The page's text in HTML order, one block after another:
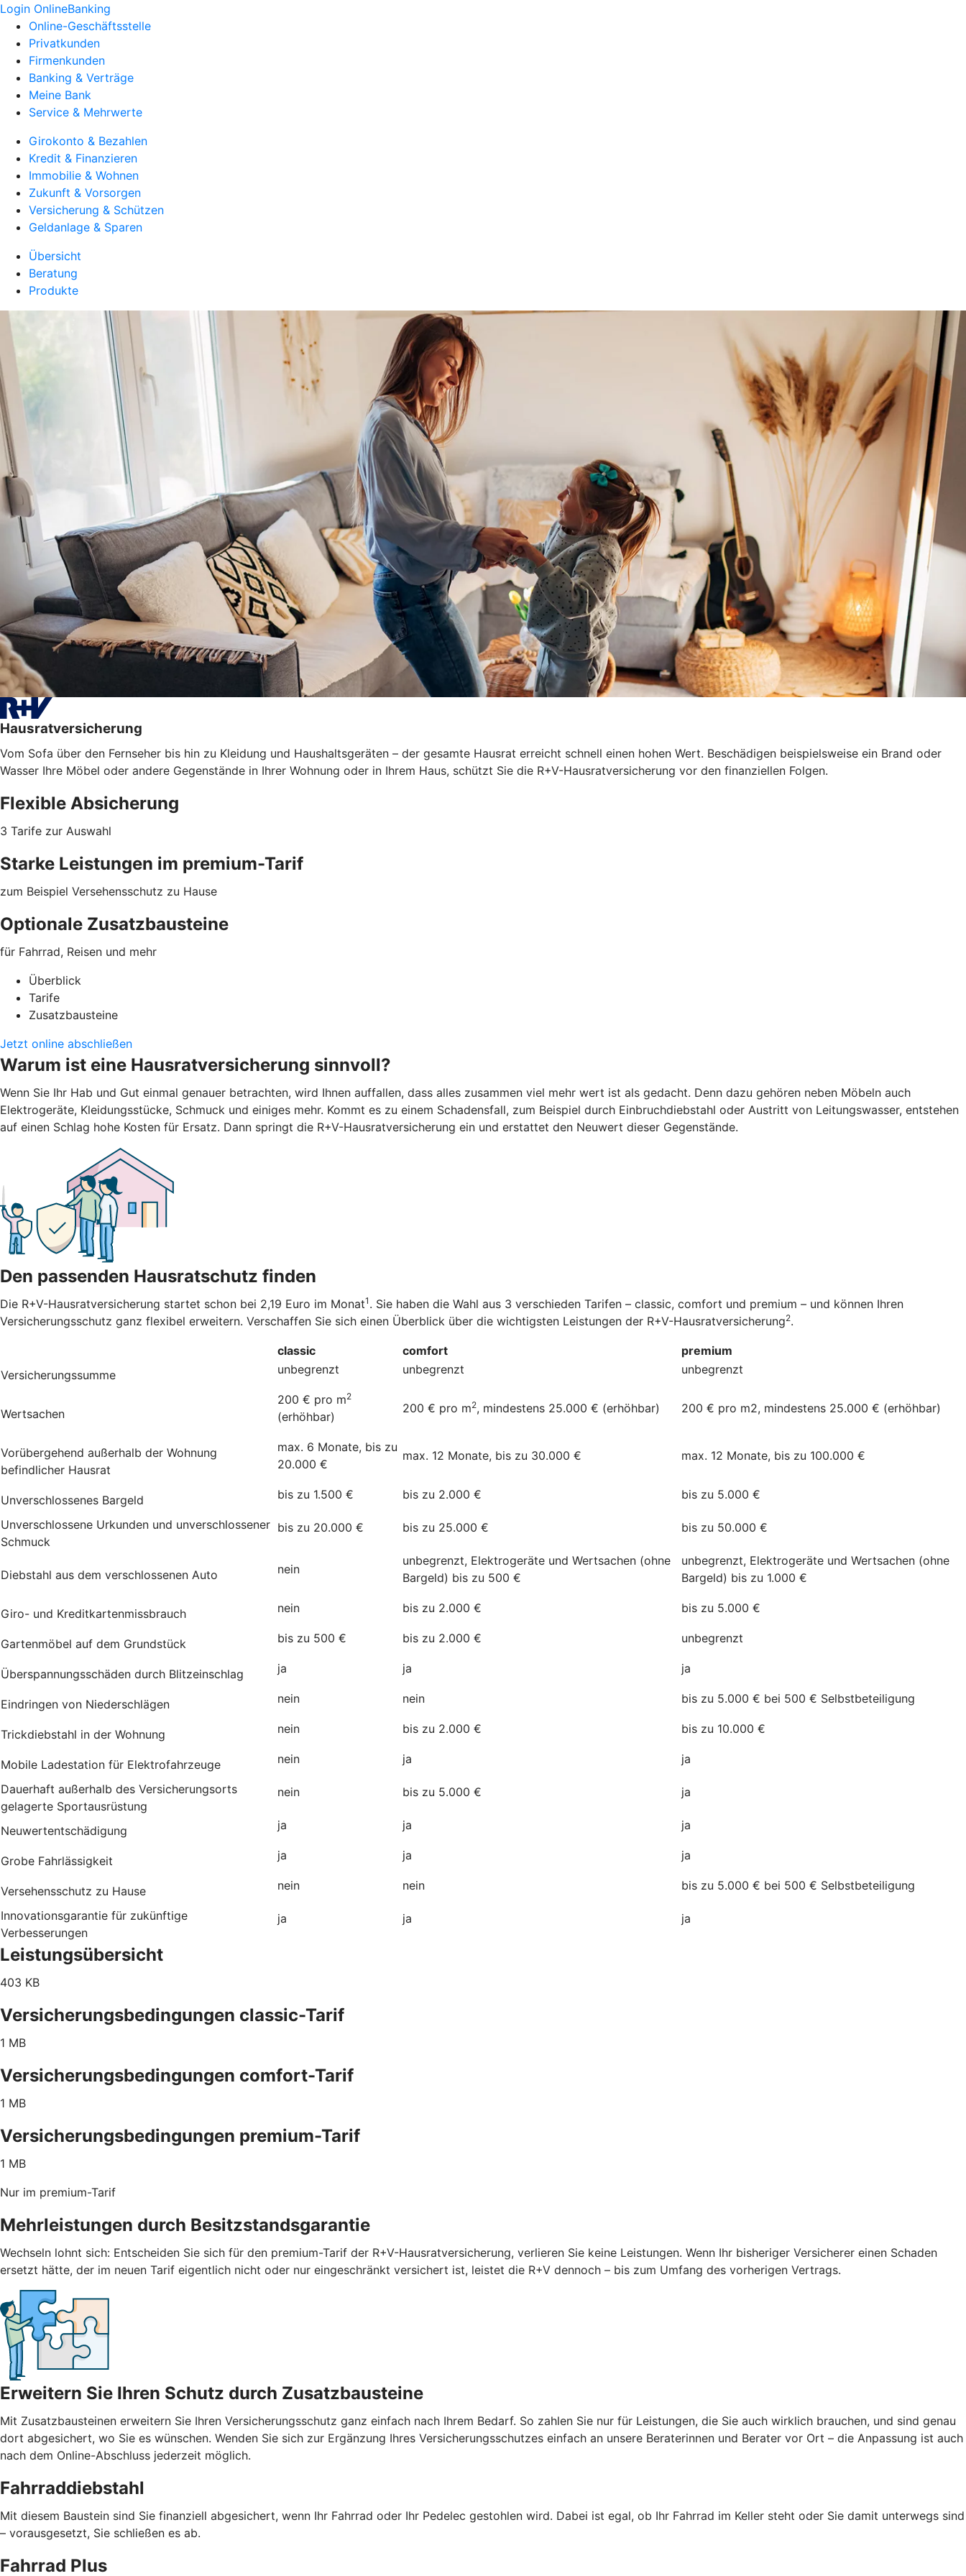
Login OnlineBanking
Online-Geschäftsstelle
Privatkunden
Firmenkunden
Banking & Verträge
Meine Bank
Service & Mehrwerte
Girokonto & Bezahlen
Kredit & Finanzieren
Immobilie & Wohnen
Zukunft & Vorsorgen
Versicherung & Schützen
Geldanlage & Sparen
Übersicht
Beratung
Produkte
Hausratversicherung
Vom Sofa über den Fernseher bis hin zu Kleidung und Haushaltsgeräten – der gesamte Hausrat erreicht schnell einen hohen Wert. Beschädigen beispielsweise ein Brand oder
Wasser Ihre Möbel oder andere Gegenstände in Ihrer Wohnung oder in Ihrem Haus, schützt Sie die R+V-Hausratversicherung vor den finanziellen Folgen.
Flexible Absicherung
3 Tarife zur Auswahl
Starke Leistungen im premium-Tarif
zum Beispiel Versehensschutz zu Hause
Optionale Zusatzbausteine
für Fahrrad, Reisen und mehr
Überblick
Tarife
Zusatzbausteine
Jetzt online abschließen
Warum ist eine Hausratversicherung sinnvoll?
Wenn Sie Ihr Hab und Gut einmal genauer betrachten, wird Ihnen auffallen, dass alles zusammen viel mehr wert ist als gedacht. Denn dazu gehören neben Möbeln auch
Elektrogeräte, Kleidungsstücke, Schmuck und einiges mehr. Kommt es zu einem Schadensfall, zum Beispiel durch Einbruchdiebstahl oder Austritt von Leitungswasser, entstehen
auf einen Schlag hohe Kosten für Ersatz. Dann springt die R+V-Hausratversicherung ein und erstattet den Neuwert dieser Gegenstände.
Den passenden Hausratschutz finden
Die R+V-Hausratversicherung startet schon bei 2,19 Euro im Monat1 . Sie haben die Wahl aus 3 verschieden Tarifen – classic, comfort und premium – und können Ihren
Versicherungsschutz ganz flexibel erweitern. Verschaffen Sie sich einen Überblick über die wichtigsten Leistungen der R+V-Hausratversicherung2.
classic comfort
premium
Versicherungssumme
unbegrenzt unbegrenzt unbegrenzt
Wertsachen
200 € pro m2
(erhöhbar)
200 € pro m2, mindestens 25.000 € (erhöhbar) 200 € pro m2, mindestens 25.000 € (erhöhbar)
Vorübergehend außerhalb der Wohnung
befindlicher Hausrat
max. 6 Monate, bis zu
20.000 €
max. 12 Monate, bis zu 30.000 € max. 12 Monate, bis zu 100.000 €
Unverschlossenes Bargeld bis zu 1.500 € bis zu 2.000 € bis zu 5.000 €
Unverschlossene Urkunden und unverschlossener
Schmuck
bis zu 20.000 € bis zu 25.000 € bis zu 50.000 €
Diebstahl aus dem verschlossenen Auto nein
unbegrenzt, Elektrogeräte und Wertsachen (ohne
Bargeld) bis zu 500 €
unbegrenzt, Elektrogeräte und Wertsachen (ohne
Bargeld) bis zu 1.000 €
Giro- und Kreditkartenmissbrauch nein bis zu 2.000 € bis zu 5.000 €
Gartenmöbel auf dem Grundstück bis zu 500 € bis zu 2.000 € unbegrenzt
Überspannungsschäden durch Blitzeinschlag ja ja ja
Eindringen von Niederschlägen nein nein bis zu 5.000 € bei 500 € Selbstbeteiligung
Trickdiebstahl in der Wohnung nein bis zu 2.000 € bis zu 10.000 €
Mobile Ladestation für Elektrofahrzeuge nein ja ja
Dauerhaft außerhalb des Versicherungsorts
gelagerte Sportausrüstung
nein bis zu 5.000 € ja
Neuwertentschädigung ja ja ja
Grobe Fahrlässigkeit ja ja ja
Versehensschutz zu Hause nein nein bis zu 5.000 € bei 500 € Selbstbeteiligung
Innovationsgarantie für zukünftige
Verbesserungen
ja ja ja
Leistungsübersicht
403 KB
Versicherungsbedingungen classic-Tarif
1 MB
Versicherungsbedingungen comfort-Tarif
1 MB
Versicherungsbedingungen premium-Tarif
1 MB
Nur im premium-Tarif
Mehrleistungen durch Besitzstandsgarantie
Wechseln lohnt sich: Entscheiden Sie sich für den premium-Tarif der R+V-Hausratversicherung, verlieren Sie keine Leistungen. Wenn Ihr bisheriger Versicherer einen Schaden
ersetzt hätte, der im neuen Tarif eigentlich nicht oder nur eingeschränkt versichert ist, leistet die R+V dennoch – bis zum Umfang des vorherigen Vertrags.
Erweitern Sie Ihren Schutz durch Zusatzbausteine
Mit Zusatzbausteinen erweitern Sie Ihren Versicherungsschutz ganz einfach nach Ihrem Bedarf. So zahlen Sie nur für Leistungen, die Sie auch wirklich brauchen, und sind genau
dort abgesichert, wo Sie es wünschen. Wenden Sie sich zur Ergänzung Ihres Versicherungsschutzes einfach an unsere Beraterinnen und Berater vor Ort – die Anpassung ist auch
nach dem Online-Abschluss jederzeit möglich.
Fahrraddiebstahl
Mit diesem Baustein sind Sie finanziell abgesichert, wenn Ihr Fahrrad oder Ihr Pedelec gestohlen wird. Dabei ist egal, ob Ihr Fahrrad im Keller steht oder Sie damit unterwegs sind
– vorausgesetzt, Sie schließen es ab.
Fahrrad Plus